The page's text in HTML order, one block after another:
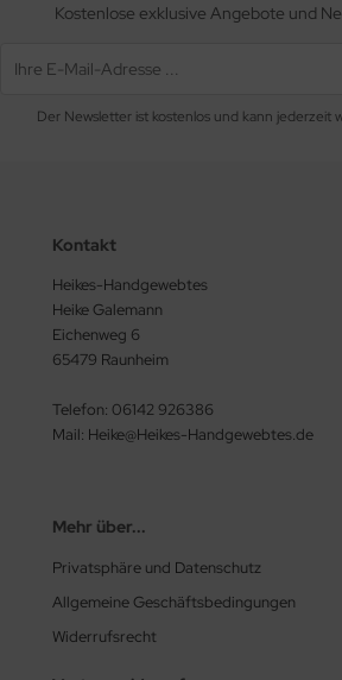
Kostenlose exklusive Angebote und
Der Newsletter ist kostenlos und kann jederzeit
Kontakt
Heikes-Handgewebtes
Heike Galemann
Eichenweg 6
65479 Raunheim
Telefon: 06142 926386
Mail: Heike@Heikes-Handgewebtes.de
Mehr über...
Privatsphäre und Datenschutz
Allgemeine Geschäftsbedingungen
Widerrufsrecht